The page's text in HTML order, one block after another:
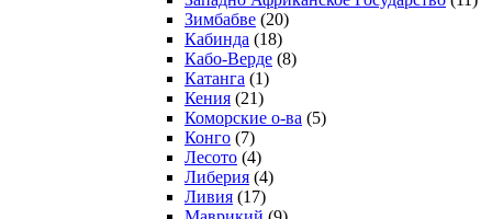
Зимбабве (20)
Кабинда (18)
Кабо-Верде (8)
Катанга (1)
Кения (21)
Коморcкие о-ва (5)
Конго (7)
Лесото (4)
Либерия (4)
Ливия (17)